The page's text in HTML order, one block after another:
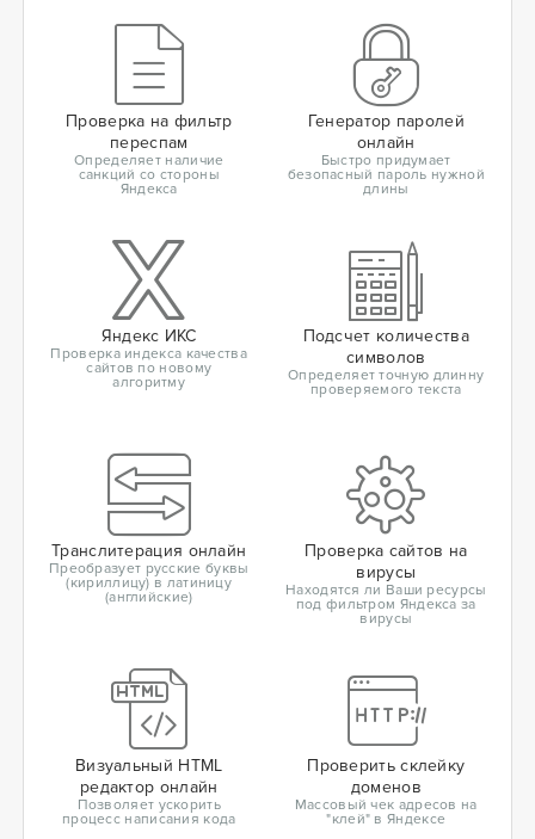
Проверка на фильтр
переспам
Определяет наличие
санкций со стороны
Яндекса
Генератор паролей
онлайн
Быстро придумает
безопасный пароль нужной
длины
Яндекс ИКС
Проверка индекса качества
сайтов по новому
алгоритму
Подсчет количества
символов
Определяет точную длинну
проверяемого текста
Транслитерация онлайн
Преобразует русские буквы
(кириллицу) в латиницу
(английские)
Проверка сайтов на
вирусы
Находятся ли Ваши ресурсы
под фильтром Яндекса за
вирусы
Визуальный HTML
редактор онлайн
Позволяет ускорить
процесс написания кода
Проверить склейку
доменов
Массовый чек адресов на
"клей" в Яндексе